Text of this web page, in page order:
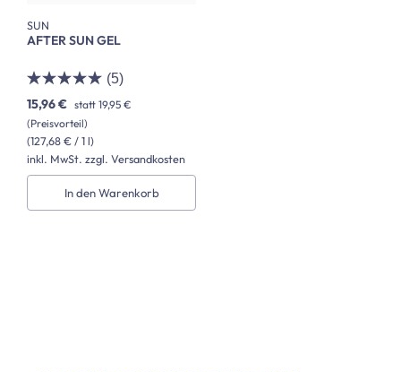
SUN
AFTER SUN GEL
(5)
(127,68 € / 1 l)
15,96 € statt 19,95 €
(Preisvorteil)
inkl. MwSt. zzgl. Versandkosten
In den Warenkorb